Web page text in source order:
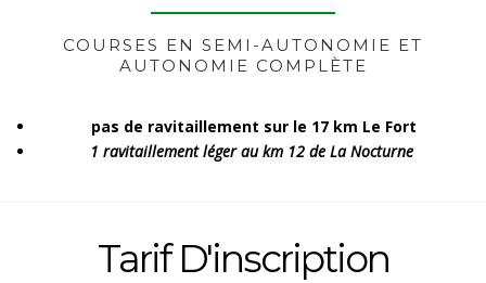
COURSES EN SEMI-AUTONOMIE ET
AUTONOMIE COMPLÈTE
pas de ravitaillement sur le 17 km Le Fort
1 ravitaillement léger au km 12 de La Nocturne
Tarif D'inscription